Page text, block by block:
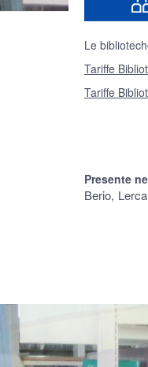
Le
Tariffe
Tariffe
Presente
Berio